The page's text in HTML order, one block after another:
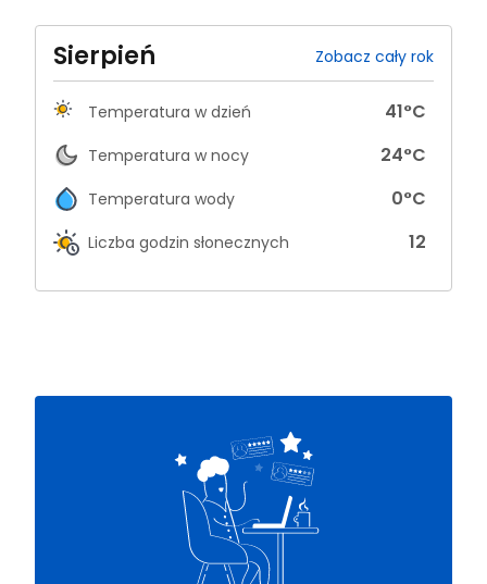
Sierpień Zobacz cały rok
Temperatura w dzień 41°C
Temperatura w nocy 24°C
Temperatura wody 0°C
Liczba godzin słonecznych 12